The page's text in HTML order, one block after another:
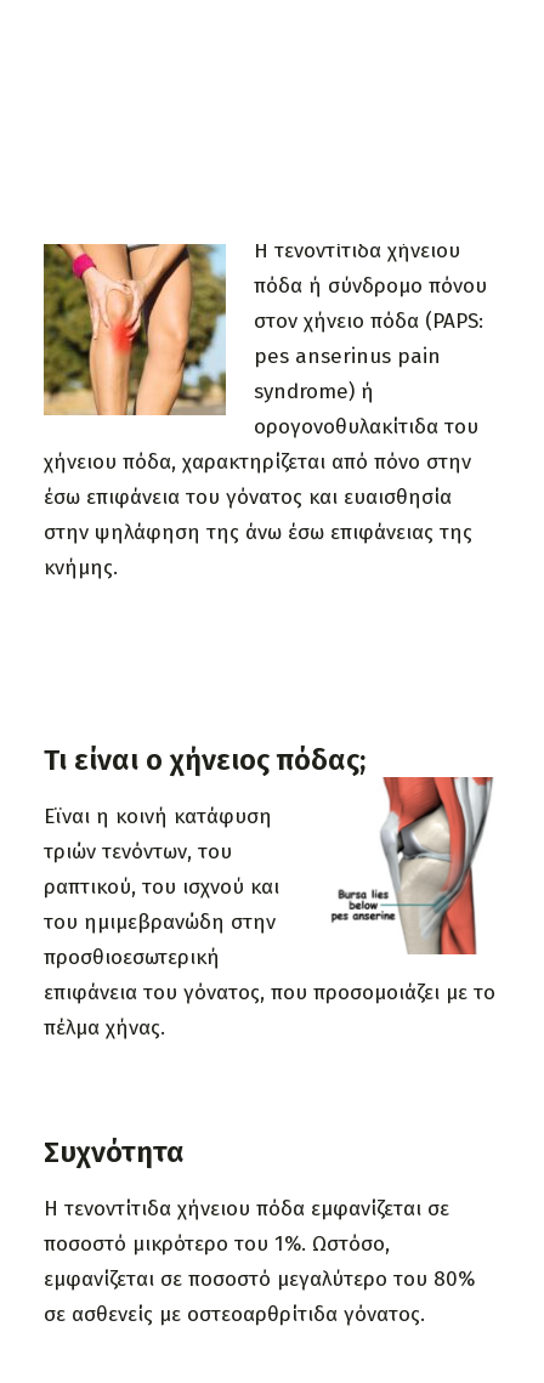
Η τενοντίτιδα χήνειου
πόδα ή σύνδρομο πόνου
στον χήνειο πόδα (PAPS:
pes anserinus pain
syndrome) ή
ορογονοθυλακίτιδα του
χήνειου πόδα, χαρακτηρίζεται από πόνο στην
έσω επιφάνεια του γόνατος και ευαισθησία
στην ψηλάφηση της άνω έσω επιφάνειας της
κνήμης.
Τι είναι ο χήνειος πόδας;
Εϊναι η κοινή κατάφυση
τριών τενόντων, του
ραπτικού, του ισχνού και
του ημιμεβρανώδη στην
προσθιοεσωτερική
επιφάνεια του γόνατος, που προσομοιάζει με το
πέλμα χήνας.
Συχνότητα
Η τενοντίτιδα χήνειου πόδα εμφανίζεται σε
ποσοστό μικρότερο του 1%. Ωστόσο,
εμφανίζεται σε ποσοστό μεγαλύτερο του 80%
σε ασθενείς με οστεοαρθρίτιδα γόνατος.